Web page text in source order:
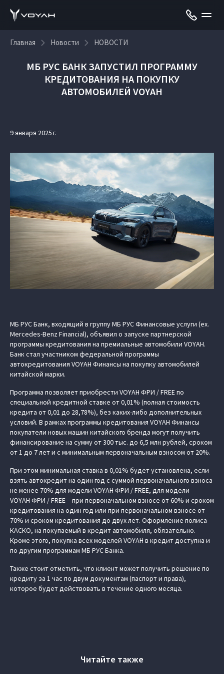
Главная Новости НОВОСТИ
МБ РУС БАНК ЗАПУСТИЛ ПРОГРАММУ
КРЕДИТОВАНИЯ НА ПОКУПКУ
АВТОМОБИЛЕЙ VOYAH
9 января 2025 г.
МБ РУС Банк, входящий в группу МБ РУС Финансовые услуги (ex.
Mercedes-Benz Financial), объявил о запуске партнерской
программы кредитования на премиальные автомобили VOYAH.
Банк стал участником федеральной программы
автокредитования VOYAH Финансы на покупку автомобилей
китайской марки.
Программа позволяет приобрести VOYAH ФРИ / FREE по
специальной кредитной ставке от 0,01% (полная стоимость
кредита от 0,01 до 28,78%), без каких-либо дополнительных
условий. В рамках программы кредитования VOYAH Финансы
покупатели новых машин китайского бренда могут получить
финансирование на сумму от 300 тыс. до 6,5 млн рублей, сроком
от 1 до 7 лет и с минимальным первоначальным взносом от 20%.
При этом минимальная ставка в 0,01% будет установлена, если
взять автокредит на один год с суммой первоначального взноса
не менее 70% для модели VOYAH ФРИ / FREE, для модели
VOYAH ФРИ / FREE – при первоначальном взносе от 60% и сроком
кредитования на один год или при первоначальном взносе от
70% и сроком кредитования до двух лет. Оформление полиса
КАСКО, на покупаемый в кредит автомобиля, обязательно.
Кроме этого, покупка всех моделей VOYAH в кредит доступна и
по другим программам МБ РУС Банка.
Также стоит отметить, что клиент может получить решение по
кредиту за 1 час по двум документам (паспорт и права),
которое будет действовать в течение одного месяца.
Читайте также